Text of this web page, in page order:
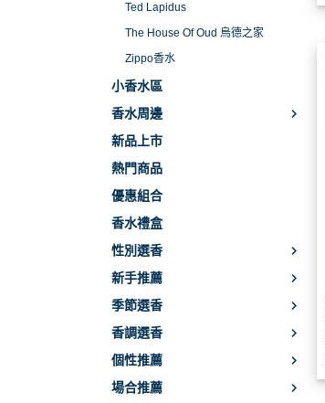
Ted Lapidus
The House Of Oud 烏德之家
Zippo香水
小香水區
香水周邊
新品上市
熱門商品
優惠組合
香水禮盒
性別選香
新手推薦
季節選香
香調選香
個性推薦
場合推薦